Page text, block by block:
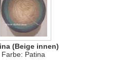
(Beige innen)
Farbe: Patina